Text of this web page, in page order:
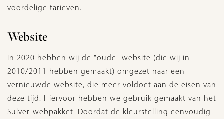
voordelige tarieven.
Website
In 2020 hebben wij de "oude" website (die wij in
2010/2011 hebben gemaakt) omgezet naar een
vernieuwde website, die meer voldoet aan de eisen van
deze tijd. Hiervoor hebben we gebruik gemaakt van het
Sulver-webpakket. Doordat de kleurstelling eenvoudig